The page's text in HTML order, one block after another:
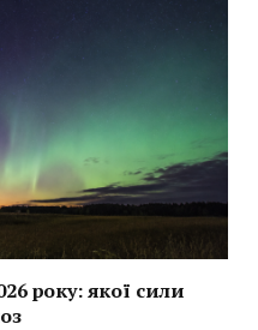
року: якої сили